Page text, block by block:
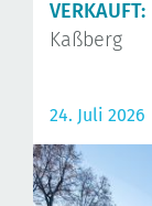
VERKAUFT:
Kaßberg
24. Juli 2026